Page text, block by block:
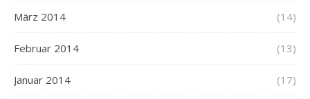
März 2014 (14)
Februar 2014 (13)
Januar 2014 (17)